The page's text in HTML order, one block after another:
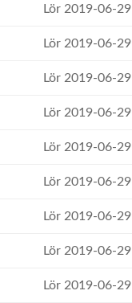
Lör 2019-06-29
Lör 2019-06-29
Lör 2019-06-29
Lör 2019-06-29
Lör 2019-06-29
Lör 2019-06-29
Lör 2019-06-29
Lör 2019-06-29
Lör 2019-06-29